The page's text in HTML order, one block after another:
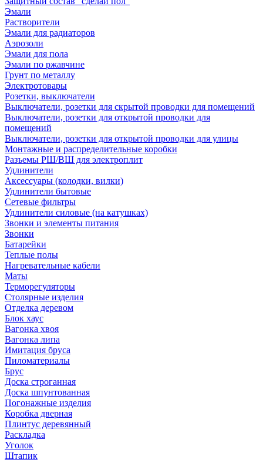
Эмали
Растворители
Эмали для радиаторов
Аэрозоли
Эмали для пола
Эмали по ржавчине
Грунт по металлу
Электротовары
Розетки, выключатели
Выключатели, розетки для скрытой проводки для помещений
Выключатели, розетки для открытой проводки для
помещений
Выключатели, розетки для открытой проводки для улицы
Монтажные и распределительные коробки
Разъемы РШ/ВШ для электроплит
Удлинители
Аксессуары (колодки, вилки)
Удлинители бытовые
Сетевые фильтры
Удлинители силовые (на катушках)
Звонки и элементы питания
Звонки
Батарейки
Теплые полы
Нагревательные кабели
Маты
Терморегуляторы
Столярные изделия
Отделка деревом
Блок хаус
Вагонка хвоя
Вагонка липа
Имитация бруса
Пиломатериалы
Брус
Доска строганная
Доска шпунтованная
Погонажные изделия
Коробка дверная
Плинтус деревянный
Раскладка
Уголок
Штапик